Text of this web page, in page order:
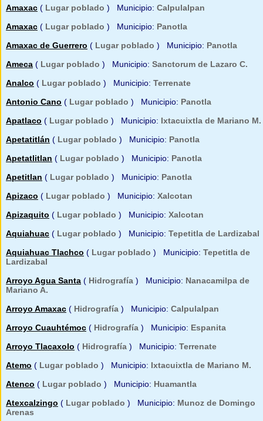
Amaxac ( Lugar poblado ) Municipio: Calpulalpan
Amaxac ( Lugar poblado ) Municipio: Panotla
Amaxac de Guerrero ( Lugar poblado ) Municipio: Panotla
Ameca ( Lugar poblado ) Municipio: Sanctorum de Lazaro C.
Analco ( Lugar poblado ) Municipio: Terrenate
Antonio Cano ( Lugar poblado ) Municipio: Panotla
Apatlaco ( Lugar poblado ) Municipio: Ixtacuixtla de Mariano M.
Apetatitlán ( Lugar poblado ) Municipio: Panotla
Apetatlitlan ( Lugar poblado ) Municipio: Panotla
Apetitlan ( Lugar poblado ) Municipio: Panotla
Apizaco ( Lugar poblado ) Municipio: Xalcotan
Apizaquito ( Lugar poblado ) Municipio: Xalcotan
Aquiahuac ( Lugar poblado ) Municipio: Tepetitla de Lardizabal
Aquiahuac Tlachco ( Lugar poblado ) Municipio: Tepetitla de
Lardizabal
Arroyo Agua Santa ( Hidrografía ) Municipio: Nanacamilpa de
Mariano A.
Arroyo Amaxac ( Hidrografía ) Municipio: Calpulalpan
Arroyo Cuauhtémoc ( Hidrografía ) Municipio: Espanita
Arroyo Tlacaxolo ( Hidrografía ) Municipio: Terrenate
Atemo ( Lugar poblado ) Municipio: Ixtacuixtla de Mariano M.
Atenco ( Lugar poblado ) Municipio: Huamantla
Atexcalzingo ( Lugar poblado ) Municipio: Munoz de Domingo
Arenas